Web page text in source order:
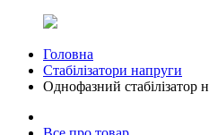
Головна
Стабілізатори напруги
Однофазний